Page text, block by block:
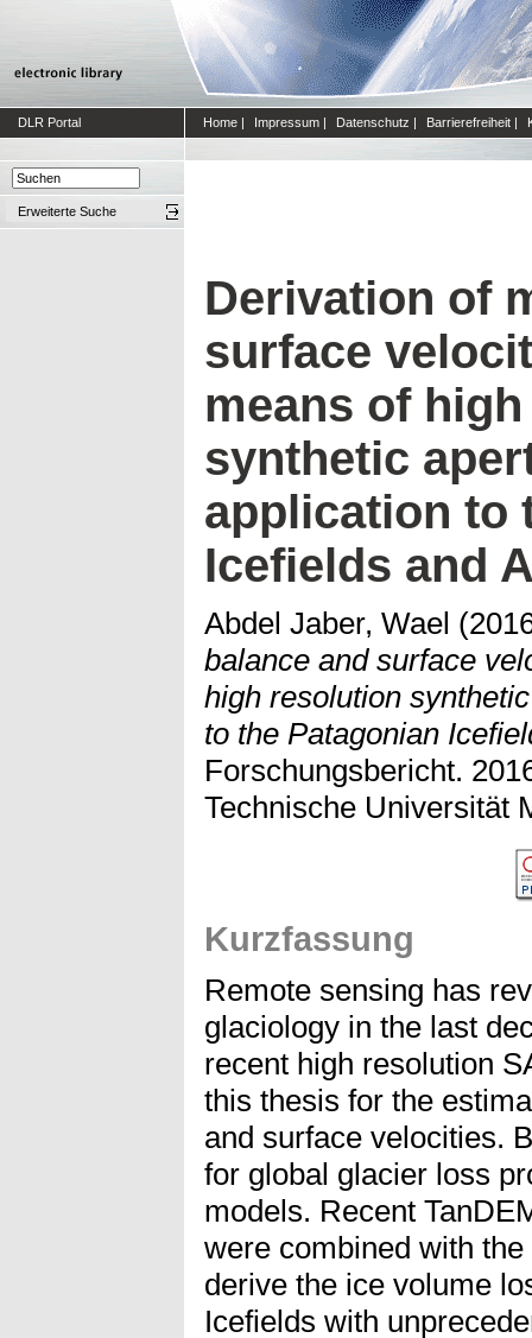
DLR Portal Home | Impressum | Datenschutz | Barrierefreiheit |
Erweiterte Suche
Derivation of
surface
means of
synthetic
application to
Icefields and
Abdel Jaber, Wael
balance and surface
high resolution
to the Patagonian
Forschungsbericht.
Technische Universität
Kurzfassung
Remote sensing has
glaciology in the last
recent high resolution
this thesis for the
and surface velocities.
for global glacier loss
models. Recent
were combined with
derive the ice volume
Icefields with